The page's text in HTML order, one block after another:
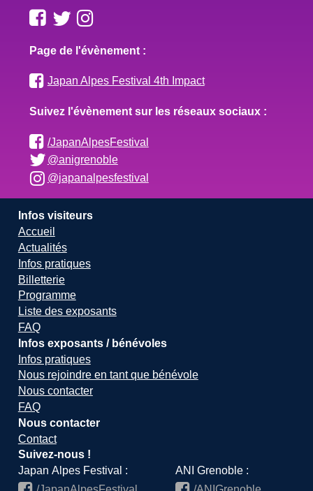
Page de l'évènement :
Japan Alpes Festival 4th Impact
Suivez l'évènement sur les réseaux sociaux :
/JapanAlpesFestival
@anigrenoble
@japanalpesfestival
Infos visiteurs
Accueil
Actualités
Infos pratiques
Billetterie
Programme
Liste des exposants
FAQ
Infos exposants / bénévoles
Infos pratiques
Nous rejoindre en tant que bénévole
Nous contacter
FAQ
Nous contacter
Contact
Suivez-nous !
Japan Alpes Festival :
ANI Grenoble :